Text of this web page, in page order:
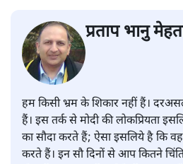
प्रताप भानु
हम किसी भ्रम के शिकार नहीं हैं।
हैं। इस तर्क से मोदी की लोकप्रियता
का सौदा करते हैं; ऐसा इसलिये है कि
करते हैं। इन सौ दिनों से आप कितने